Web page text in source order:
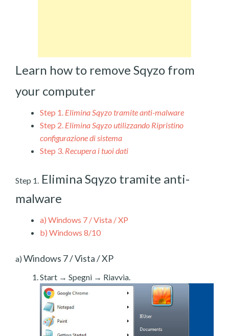
Learn how to remove Sqyzo from
your computer
Step 1. Elimina Sqyzo tramite anti-malware
Step 2. Elimina Sqyzo utilizzando Ripristino
configurazione di sistema
Step 3. Recupera i tuoi dati
Step 1. Elimina Sqyzo tramite anti-
malware
a) Windows 7 / Vista / XP
b) Windows 8/10
a) Windows 7 / Vista / XP
Start → Spegni → Riavvia.